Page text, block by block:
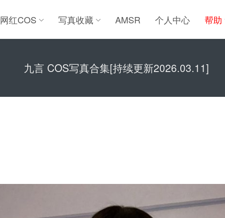
网红COS 写真收藏 AMSR 个人中心 帮助
九言 COS写真合集[持续更新2026.03.11]